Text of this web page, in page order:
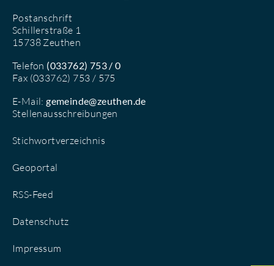
Postanschrift
Schillerstraße 1
15738 Zeuthen
Telefon (033762) 753 / 0
Fax (033762) 753 / 575
E-Mail:gemeinde@zeuthen.de
Stellenausschreibungen
Stichwortverzeichnis
Geoportal
RSS-Feed
Datenschutz
Impressum